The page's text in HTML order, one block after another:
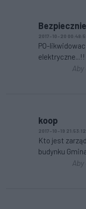
2017-10-20
PO-
elektryczne...!!
koop
2017-10-19 21:53:12
Kto jest
budynku